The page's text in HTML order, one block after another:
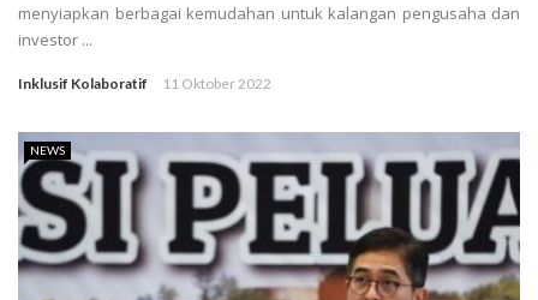
menyiapkan berbagai kemudahan untuk kalangan pengusaha dan
investor ...
Inklusif Kolaboratif 11 Oktober 2022
NEWS